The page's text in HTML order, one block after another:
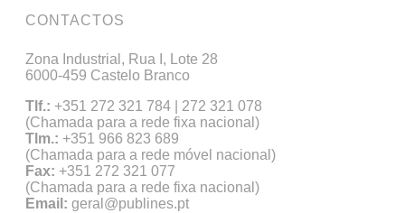
CONTACTOS
Zona Industrial, Rua I, Lote 28
6000-459 Castelo Branco
Tlf.: +351 272 321 784 | 272 321 078
(Chamada para a rede fixa nacional)
Tlm.: +351 966 823 689
(Chamada para a rede móvel nacional)
Fax: +351 272 321 077
(Chamada para a rede fixa nacional)
Email: geral@publines.pt